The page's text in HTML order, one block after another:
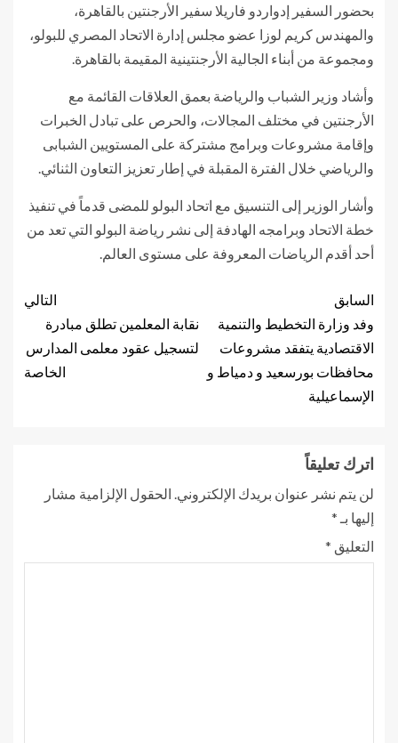
بحضور السفير إدواردو فاريلا سفير الأرجنتين بالقاهرة،
والمهندس كريم لوزا عضو مجلس إدارة الاتحاد المصري للبولو،
ومجموعة من أبناء الجالية الأرجنتينية المقيمة بالقاهرة.
وأشاد وزير الشباب والرياضة بعمق العلاقات القائمة مع
الأرجنتين في مختلف المجالات، والحرص على تبادل الخبرات
وإقامة مشروعات وبرامج مشتركة على المستويين الشبابى
والرياضي خلال الفترة المقبلة في إطار تعزيز التعاون الثنائي.
وأشار الوزير إلى التنسيق مع اتحاد البولو للمضى قدماً في تنفيذ
خطة الاتحاد وبرامجه الهادفة إلى نشر رياضة البولو التي تعد من
أحد أقدم الرياضات المعروفة على مستوى العالم.
السابق
وفد وزارة التخطيط والتنمية
الاقتصادية يتفقد مشروعات
محافظات بورسعيد و دمياط و
الإسماعيلية
التالي
نقابة المعلمين تطلق مبادرة
لتسجيل عقود معلمى المدارس
الخاصة
اترك تعليقاً
لن يتم نشر عنوان بريدك الإلكتروني. الحقول الإلزامية مشار
إليها بـ *
التعليق *